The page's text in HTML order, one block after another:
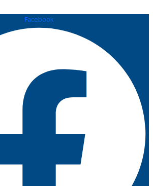
Facebook